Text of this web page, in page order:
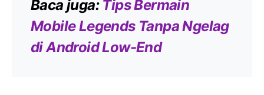
Baca juga: Tips Bermain
Mobile Legends Tanpa Ngelag
di Android Low-End